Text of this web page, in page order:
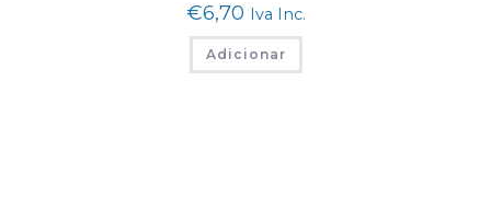
€6,70 Iva Inc.
Adicionar